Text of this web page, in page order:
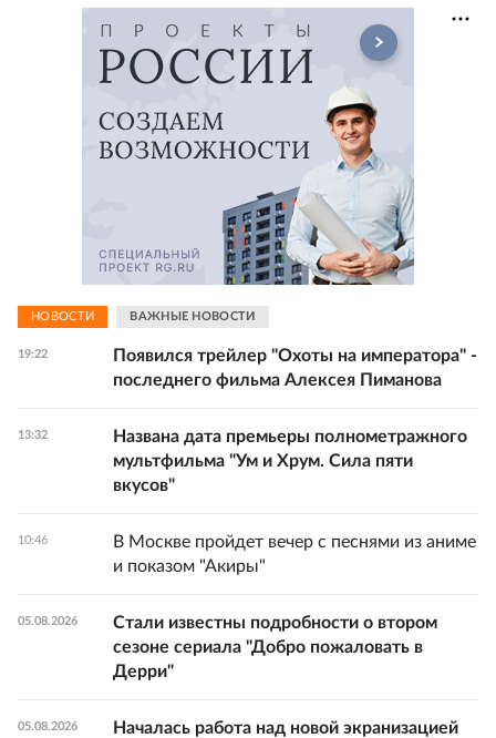
НОВОСТИ ВАЖНЫЕ НОВОСТИ
19:22
Появился трейлер "Охоты на императора" -
последнего фильма Алексея Пиманова
13:32
Названа дата премьеры полнометражного
мультфильма "Ум и Хрум. Сила пяти
вкусов"
10:46
В Москве пройдет вечер с песнями из аниме
и показом "Акиры"
05.08.2026
Стали известны подробности о втором
сезоне сериала "Добро пожаловать в
Дерри"
05.08.2026
Началась работа над новой экранизацией